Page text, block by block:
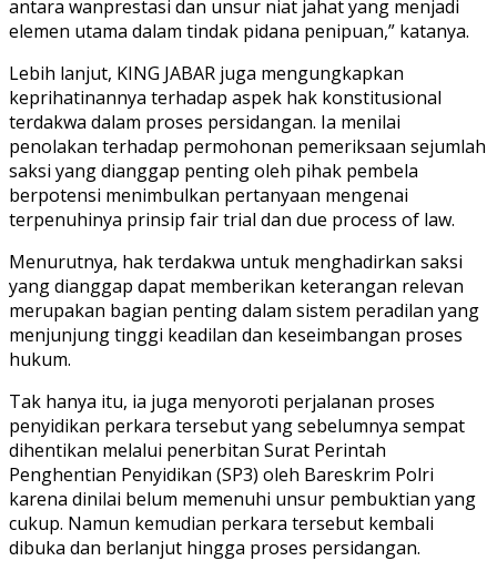
antara wanprestasi dan unsur niat jahat yang menjadi
elemen utama dalam tindak pidana penipuan,” katanya.
Lebih lanjut, KING JABAR juga mengungkapkan
keprihatinannya terhadap aspek hak konstitusional
terdakwa dalam proses persidangan. Ia menilai
penolakan terhadap permohonan pemeriksaan sejumlah
saksi yang dianggap penting oleh pihak pembela
berpotensi menimbulkan pertanyaan mengenai
terpenuhinya prinsip fair trial dan due process of law.
Menurutnya, hak terdakwa untuk menghadirkan saksi
yang dianggap dapat memberikan keterangan relevan
merupakan bagian penting dalam sistem peradilan yang
menjunjung tinggi keadilan dan keseimbangan proses
hukum.
Tak hanya itu, ia juga menyoroti perjalanan proses
penyidikan perkara tersebut yang sebelumnya sempat
dihentikan melalui penerbitan Surat Perintah
Penghentian Penyidikan (SP3) oleh Bareskrim Polri
karena dinilai belum memenuhi unsur pembuktian yang
cukup. Namun kemudian perkara tersebut kembali
dibuka dan berlanjut hingga proses persidangan.